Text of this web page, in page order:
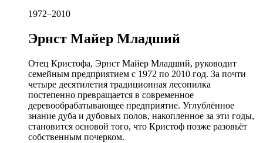
1972–2010
Эрнст Майер Младший
Отец Кристофа, Эрнст Майер Младший, руководит
семейным предприятием с 1972 по 2010 год. За почти
четыре десятилетия традиционная лесопилка
постепенно превращается в современное
деревообрабатывающее предприятие. Углублённое
знание дуба и дубовых полов, накопленное за эти годы,
становится основой того, что Кристоф позже разовьёт
собственным почерком.